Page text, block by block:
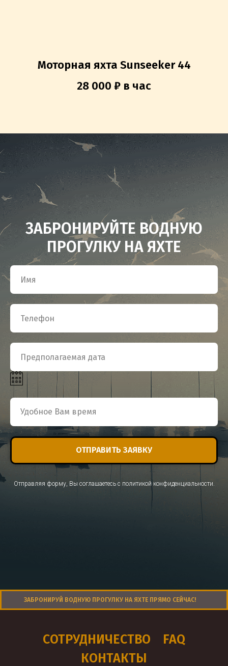
Моторная яхта Sunseeker 44
28 000 ₽ в час
ЗАБРОНИРУЙТЕ ВОДНУЮ
ПРОГУЛКУ НА ЯХТЕ
ОТПРАВИТЬ ЗАЯВКУ
Отправляя форму, Вы соглашаетесь с политикой конфиденциальности.
ЗАБРОНИРУЙ ВОДНУЮ ПРОГУЛКУ НА ЯХТЕ ПРЯМО СЕЙЧАС!
СОТРУДНИЧЕСТВО
FAQ
КОНТАКТЫ